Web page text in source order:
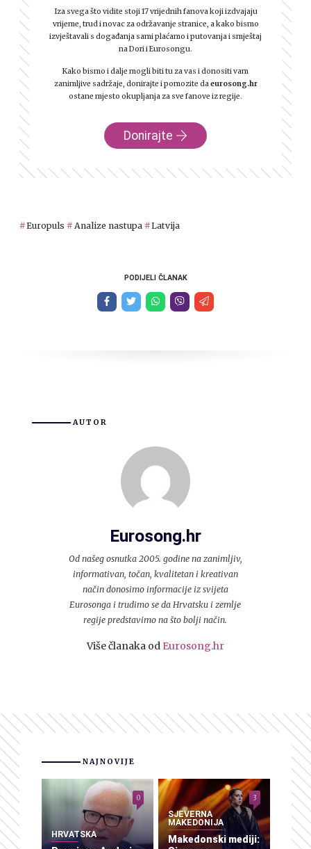
Iza svega što vidite stoji 17 vrijednih fanova koji izdvajaju
vrijeme, trud i novac za održavanje stranice, a kako bismo
izvještavali s događanja sami plaćamo i putovanja i smještaj
na Dori i Eurosongu.
Kako bismo i dalje mogli biti tu za vas i donositi vam
zanimljive sadržaje, donirajte i pomozite daeurosong.hr
ostane mjesto okupljanja za sve fanove iz regije.
Donirajte
Europuls Analize nastupa Latvija
PODIJELI ČLANAK
AUTOR
Eurosong.hr
Od našeg osnutka 2005. godine na zanimljiv,
informativan, točan, kvalitetan i kreativan
način donosimo informacije iz svijeta
Eurosonga i trudimo se da Hrvatsku i zemlje
regije predstavimo na što bolji način.
Više članaka od Eurosong.hr
NAJNOVIJE
HRVATSKA
0
SJEVERNA
MAKEDONIJA
Makedonski mediji:
3